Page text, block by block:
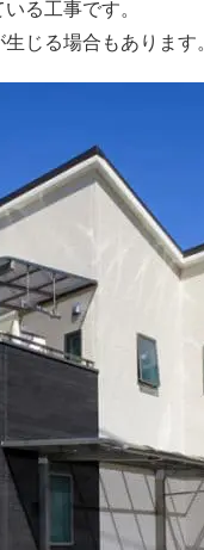
る工事です。
じる場合もあります。